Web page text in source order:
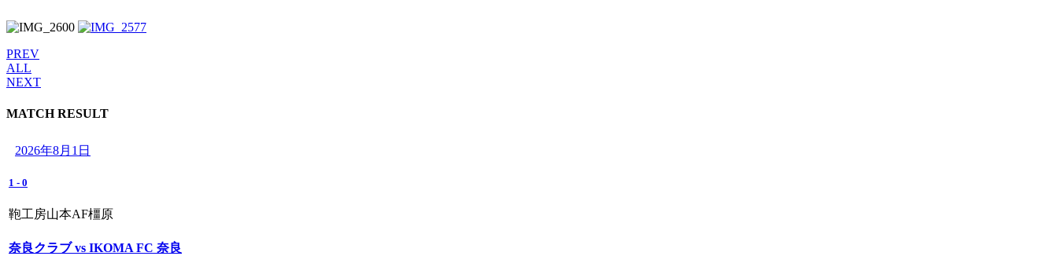
PREV
ALL
NEXT
MATCH RESULT
2026年8月1日
1 - 0
鞄工房山本AF橿原
奈良クラブ vs IKOMA FC 奈良